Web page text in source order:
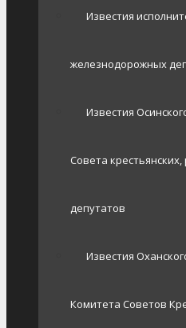
Известия
железнодорожных
Известия
Совета
депутатов
Известия
Комитета Советов